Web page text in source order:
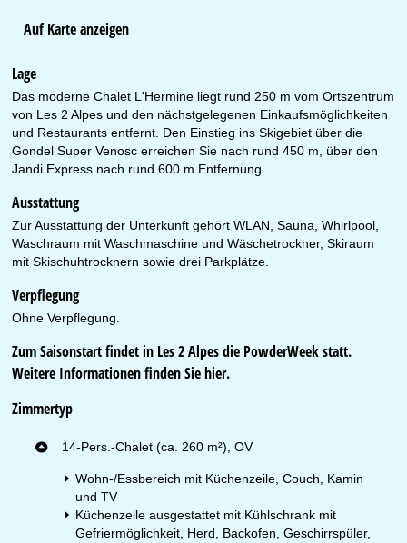
Auf Karte anzeigen
Lage
Das moderne Chalet L'Hermine liegt rund 250 m vom Ortszentrum
von Les 2 Alpes und den nächstgelegenen Einkaufsmöglichkeiten
und Restaurants entfernt. Den Einstieg ins Skigebiet über die
Gondel Super Venosc erreichen Sie nach rund 450 m, über den
Jandi Express nach rund 600 m Entfernung.
Ausstattung
Zur Ausstattung der Unterkunft gehört WLAN, Sauna, Whirlpool,
Waschraum mit Waschmaschine und Wäschetrockner, Skiraum
mit Skischuhtrocknern sowie drei Parkplätze.
Verpflegung
Ohne Verpflegung.
Zum Saisonstart findet in Les 2 Alpes die PowderWeek statt.
Weitere Informationen finden Siehier.
Zimmertyp
14-Pers.-Chalet (ca. 260 m²), OV
Wohn-/Essbereich mit Küchenzeile, Couch, Kamin
und TV
Küchenzeile ausgestattet mit Kühlschrank mit
Gefriermöglichkeit, Herd, Backofen, Geschirrspüler,